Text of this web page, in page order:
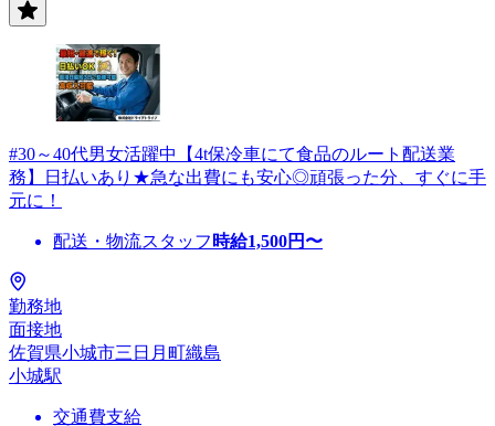
#30～40代男女活躍中【4t保冷車にて食品のルート配送業
務】日払いあり★急な出費にも安心◎頑張った分、すぐに手
元に！
配送・物流スタッフ 時給1,500円〜
勤務地
面接地
佐賀県小城市三日月町織島
小城駅
交通費支給